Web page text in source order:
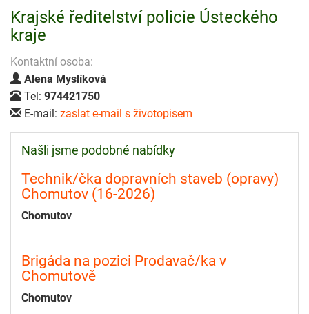
Krajské ředitelství policie Ústeckého
kraje
Kontaktní osoba:
Alena Myslíková
Tel: 974421750
E-mail: zaslat e-mail s životopisem
Našli jsme podobné nabídky
Technik/čka dopravních staveb (opravy)
Chomutov (16-2026)
Chomutov
Brigáda na pozici Prodavač/ka v
Chomutově
Chomutov